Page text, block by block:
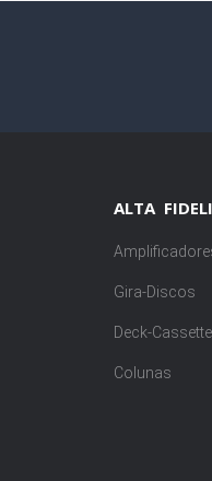
ALTA
Gira-Discos
Deck-
Colunas